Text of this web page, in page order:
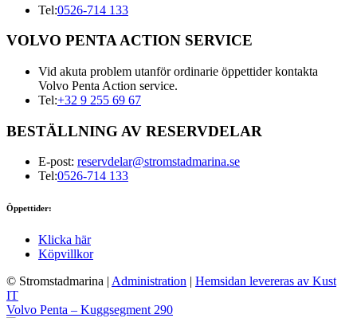
Tel:0526-714 133
VOLVO PENTA ACTION SERVICE
Vid akuta problem utanför ordinarie öppettider kontakta
Volvo Penta Action service.
Tel:+32 9 255 69 67
BESTÄLLNING AV RESERVDELAR
E-post: reservdelar@stromstadmarina.se
Tel:0526-714 133
Öppettider:
Klicka här
Köpvillkor
© Stromstadmarina | Administration | Hemsidan levereras av Kust
IT
Volvo Penta – Kuggsegment 290